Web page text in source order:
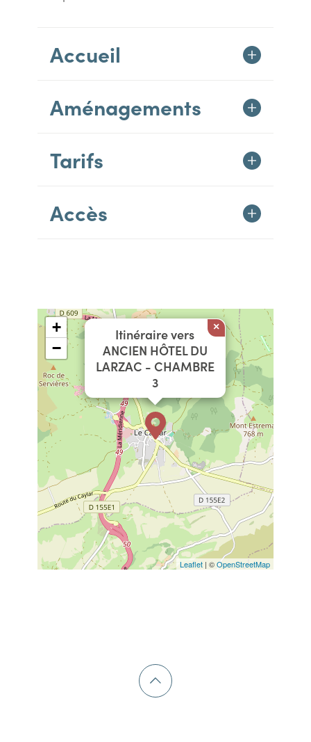
Accueil
Aménagements
Tarifs
Accès
Itinéraire vers
ANCIEN HÔTEL DU
LARZAC - CHAMBRE
3
×
+
−
Leaflet | ©OpenStreetMap